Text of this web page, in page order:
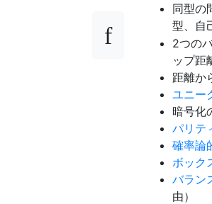
同型の
型、自
2つの
ップ距
距離か
ユニー
暗号化
パリテ
確率論
ボック
バラン
由）